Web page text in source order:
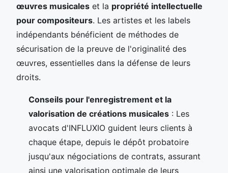
œuvres musicales et la propriété intellectuelle
pour compositeurs. Les artistes et les labels
indépendants bénéficient de méthodes de
sécurisation de la preuve de l'originalité des
œuvres, essentielles dans la défense de leurs
droits.
Conseils pour l'enregistrement et la
valorisation de créations musicales : Les
avocats d'INFLUXIO guident leurs clients à
chaque étape, depuis le dépôt probatoire
jusqu'aux négociations de contrats, assurant
ainsi une valorisation optimale de leurs